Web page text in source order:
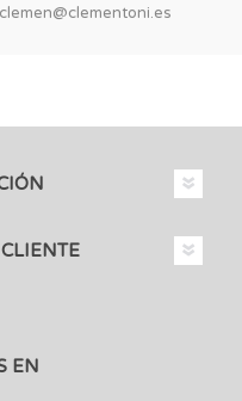
EN